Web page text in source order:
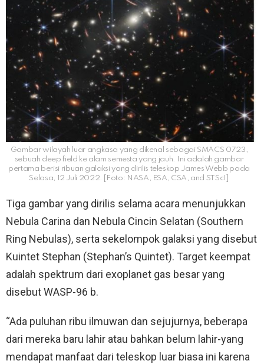
Gambar wilayah luar angkasa yang dikenal sebagai SMACS 0723,
sebuah deep field ke alam semesta yang jauh. Ini adalah gambar
pertama berisi ribuan galaksi yang dirilis teleskop James Webb pada
Selasa, 12 Juli 2022. [Foto: NASA, ESA, CSA, and STScI]
Tiga gambar yang dirilis selama acara menunjukkan
Nebula Carina dan Nebula Cincin Selatan (Southern
Ring Nebulas), serta sekelompok galaksi yang disebut
Kuintet Stephan (Stephan’s Quintet). Target keempat
adalah spektrum dari exoplanet gas besar yang
disebut WASP-96 b.
“Ada puluhan ribu ilmuwan dan sejujurnya, beberapa
dari mereka baru lahir atau bahkan belum lahir-yang
mendapat manfaat dari teleskop luar biasa ini karena